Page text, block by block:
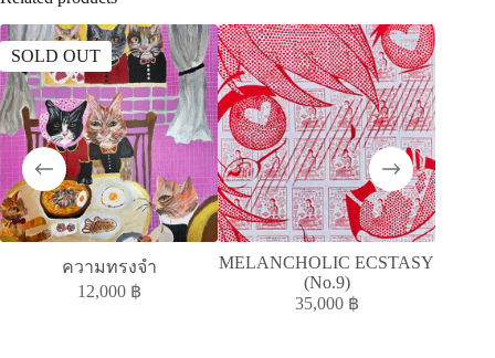
SOLD OUT
ความทรงจำ
12,000 ฿
MELANCHOLIC ECSTASY
(No.9)
35,000 ฿